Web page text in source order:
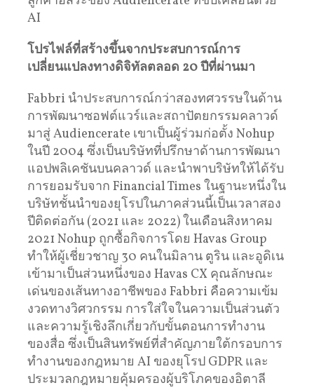
AI
โปรไฟล์ที่สร้างขึ้นจากประสบการณ์การ
เปลี่ยนแปลงทางดิจิทัลตลอด 20ปีที่ผ่านมา
Fabbri นำประสบการณ์กว่าสองทศวรรษในด้าน
การพัฒนาซอฟต์แวร์และสถาปัตยกรรมคลาวด์
มาสู่ Audiencerate เขาเป็นผู้ร่วมก่อตั้ง Nohup
ในปี 2004 ซึ่งเป็นบริษัทที่ปรึกษาด้านการพัฒนา
แอปพลิเคชันบนคลาวด์ และนำพาบริษัทให้ได้รับ
การยอมรับจาก Financial Times ในฐานะหนึ่งใน
บริษัทชั้นนำของยุโรปในภาคส่วนนี้เป็นเวลาสอง
ปีติดต่อกัน (2021 และ 2022) ในเดือนสิงหาคม
2021 Nohup ถูกซื้อกิจการโดย Havas Group
ทำให้ผู้เชี่ยวชาญ 30 คนในมิลาน ตูริน และอูดิเน
เข้ามาเป็นส่วนหนึ่งของ Havas CX คุณลักษณะ
เด่นของเส้นทางอาชีพของ Fabbri คือความเข้ม
งวดทางวิศวกรรม การใส่ใจในความเป็นส่วนตัว
และความรู้เชิงลึกเกี่ยวกับขั้นตอนการทำงาน
ของสื่อ ซึ่งเป็นสินทรัพย์ที่สำคัญภายใต้กรอบการ
ทำงานของกฎหมาย AI ของยุโรป GDPR และ
ประมวลกฎหมายคุ้มครองผู้บริโภคของอิตาลี